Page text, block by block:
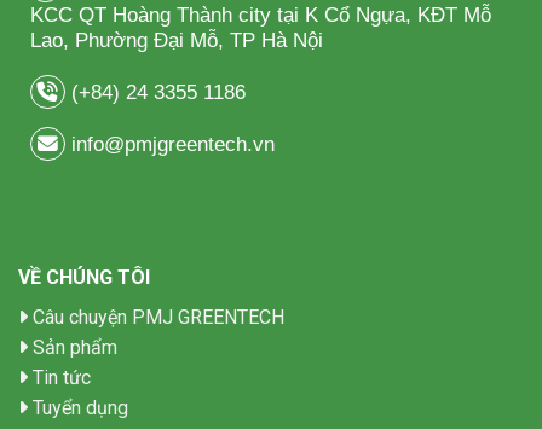
KCC QT Hoàng Thành city tại K Cổ Ngựa, KĐT Mỗ
Lao, Phường Đại Mỗ, TP Hà Nội
(+84) 24 3355 1186
info@pmjgreentech.vn
VỀ CHÚNG TÔI
Câu chuyện PMJ GREENTECH
Sản phẩm
Tin tức
Tuyển dụng